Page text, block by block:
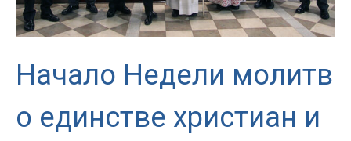
Начало Недели молитв
о единстве христиан и